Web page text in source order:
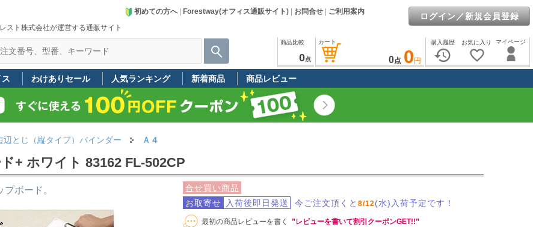
スト株式会社が運営する通販サイト
初めての方へ| Forestway(オフィス通販サイト) お問合せ ご利用案内 ログイン／新規会員登録
マイページ
お気に入り
favorite_border
購入履歴
history
カート
0点 0 円
商品比較
0点
わけありセール 人気ランキング 新着商品 商品レビュー
辺とじ（縦タイプ）バインダー Ａ４
+ ホワイト 83162 FL-502CP
合せ買い商品
お取寄せ
入荷後即日発送 今ご注文頂くと 8/12(水)入荷予定です！
最初の商品レビューを書く
”レビューを書いて割引クーポンGET!!”
ボード。